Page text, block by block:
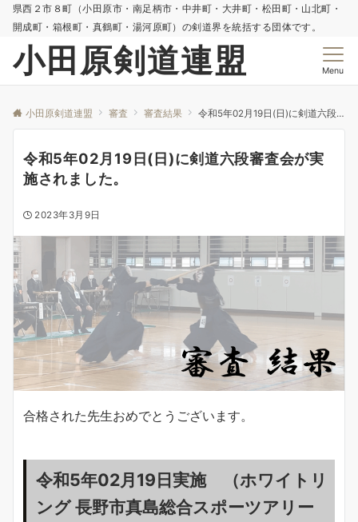
県西２市８町（小田原市・南足柄市・中井町・大井町・松田町・山北町・
開成町・箱根町・真鶴町・湯河原町）の剣道界を統括する団体です。
小田原剣道連盟 Menu
小田原剣道連盟 審査 審査結果 令和5年02月19日(日)に剣道六段審査会が実施されました。
令和5年02月19日(日)に剣道六段審査会が実
施されました。
2023年3月9日
合格された先生おめでとうございます。
令和5年02月19日実施 （ホワイトリ
ング 長野市真島総合スポーツアリー